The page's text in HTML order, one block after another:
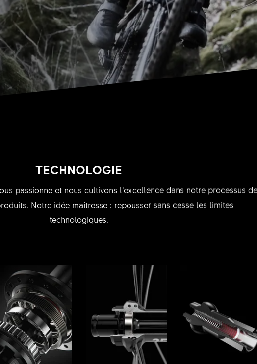
TECHNOLOGIE
passionne et nous cultivons l’excellence dans notre processus
Notre idée maîtresse : repousser sans cesse les limites
technologiques.